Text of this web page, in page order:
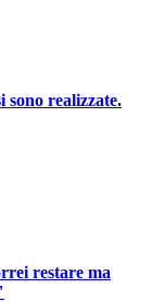
sono realizzate.
restare ma